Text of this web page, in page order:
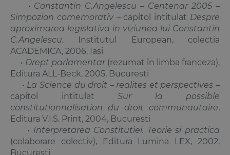
• Constantin C.Angelescu – Centenar 2005 –
Simpozion comemorativ– capitol intitulat Despre
aproximarea legislativa in viziunea lui Constantin
C.Angelescu, Institutul European, colectia
ACADEMICA, 2006, Iasi
• Drept parlamentar (rezumat în limba franceza),
Editura ALL-Beck, 2005, Bucuresti
• La Science du droit – realites et perspectives –
capitol intitulat Sur la possible
constitutionnalisation du droit communautaire,
Editura V.I.S. Print, 2004, Bucuresti
• Interpretarea Constitutiei. Teorie si practica
(colaborare colectiv), Editura Lumina LEX, 2002,
Bucuresti